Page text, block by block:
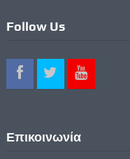
Follow Us
Επικοινωνία